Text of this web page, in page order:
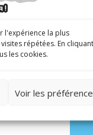
l'expérience la plus
répétées. En cliquant
les cookies.
Voir les